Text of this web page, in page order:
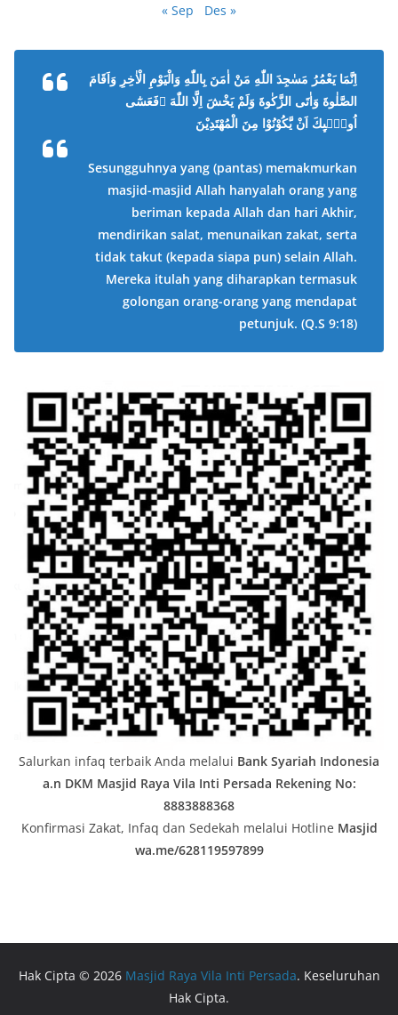
« Sep Des »
اِنَّمَا يَعْمُرُ مَسٰجِدَ اللّٰهِ مَنْ اٰمَنَ بِاللّٰهِ وَالْيَوْمِ الْاٰخِرِ وَاَقَامَ
الصَّلٰوةَ وَاٰتَى الزَّكٰوةَ وَلَمْ يَخْشَ اِلَّا اللّٰهَ ۗفَعَسٰٓى
اُولٰۤىِٕكَ اَنْ يَّكُوْنُوْا مِنَ الْمُهْتَدِيْنَ
Sesungguhnya yang (pantas) memakmurkan
masjid-masjid Allah hanyalah orang yang
beriman kepada Allah dan hari Akhir,
mendirikan salat, menunaikan zakat, serta
tidak takut (kepada siapa pun) selain Allah.
Mereka itulah yang diharapkan termasuk
golongan orang-orang yang mendapat
petunjuk. (Q.S 9:18)
Salurkan infaq terbaik Anda melalui Bank Syariah Indonesia
a.n DKM Masjid Raya Vila Inti Persada Rekening No:
8883888368
Konfirmasi Zakat, Infaq dan Sedekah melalui Hotline Masjid
wa.me/628119597899
Hak Cipta © 2026 Masjid Raya Vila Inti Persada. Keseluruhan
Hak Cipta.